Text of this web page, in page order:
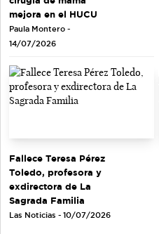
mejora en el HUCU
Paula Montero -
14/07/2026
Fallece Teresa Pérez
Toledo, profesora y
exdirectora de La
Sagrada Familia
Las Noticias - 10/07/2026